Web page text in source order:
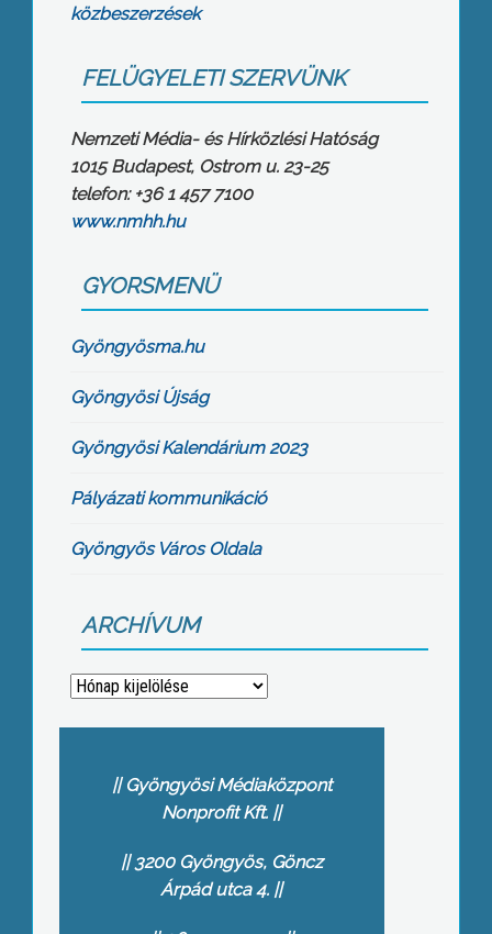
közbeszerzések
FELÜGYELETI SZERVÜNK
Nemzeti Média- és Hírközlési Hatóság
1015 Budapest, Ostrom u. 23-25
telefon: +36 1 457 7100
www.nmhh.hu
GYORSMENÜ
Gyöngyösma.hu
Gyöngyösi Újság
Gyöngyösi Kalendárium 2023
Pályázati kommunikáció
Gyöngyös Város Oldala
ARCHÍVUM
Archívum
Gyöngyösi Médiaközpont
Nonprofit Kft.
3200 Gyöngyös, Göncz
Árpád utca 4.